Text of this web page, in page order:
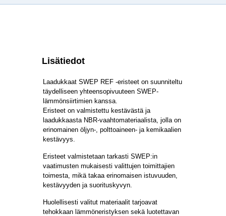
Lisätiedot
Laadukkaat SWEP REF -eristeet on suunniteltu
täydelliseen yhteensopivuuteen SWEP-
lämmönsiirtimien kanssa.
Eristeet on valmistettu kestävästä ja
laadukkaasta NBR-vaahtomateriaalista, jolla on
erinomainen öljyn-, polttoaineen- ja kemikaalien
kestävyys.
Eristeet valmistetaan tarkasti SWEP:in
vaatimusten mukaisesti valittujen toimittajien
toimesta, mikä takaa erinomaisen istuvuuden,
kestävyyden ja suorituskyvyn.
Huolellisesti valitut materiaalit tarjoavat
tehokkaan lämmöneristyksen sekä luotettavan